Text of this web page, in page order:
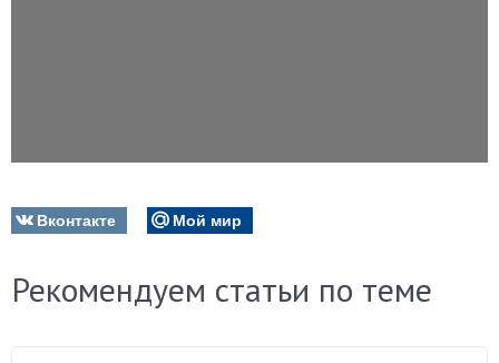
Вконтакте Мой мир
Рекомендуем статьи по теме